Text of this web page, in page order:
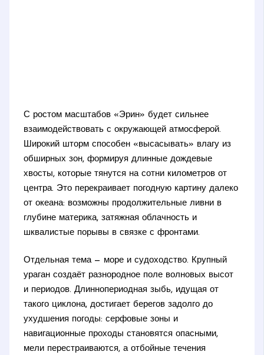
С ростом масштабов «Эрин» будет сильнее
взаимодействовать с окружающей атмосферой.
Широкий шторм способен «высасывать» влагу из
обширных зон, формируя длинные дождевые
хвосты, которые тянутся на сотни километров от
центра. Это перекраивает погодную картину далеко
от океана: возможны продолжительные ливни в
глубине материка, затяжная облачность и
шквалистые порывы в связке с фронтами.
Отдельная тема — море и судоходство. Крупный
ураган создаёт разнородное поле волновых высот
и периодов. Длиннопериодная зыбь, идущая от
такого циклона, достигает берегов задолго до
ухудшения погоды: серфовые зоны и
навигационные проходы становятся опасными,
мели перестраиваются, а отбойные течения